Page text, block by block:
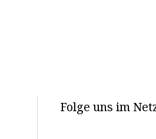
Folge uns im